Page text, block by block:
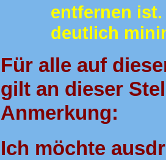
entfernen
deutlich
Für alle auf
gilt an dieser
Anmerkung:
Ich möchte